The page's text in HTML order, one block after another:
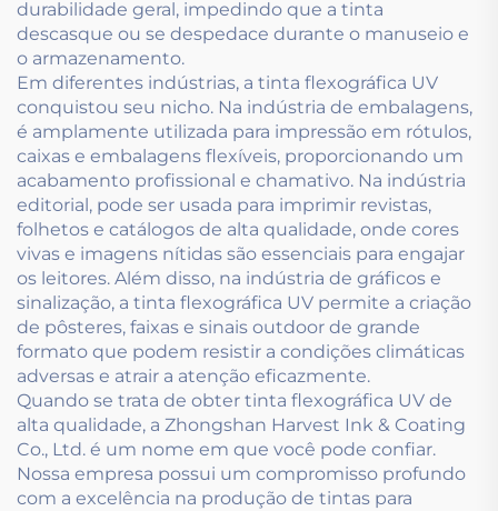
durabilidade geral, impedindo que a tinta
descasque ou se despedace durante o manuseio e
o armazenamento.
Em diferentes indústrias, a tinta flexográfica UV
conquistou seu nicho. Na indústria de embalagens,
é amplamente utilizada para impressão em rótulos,
caixas e embalagens flexíveis, proporcionando um
acabamento profissional e chamativo. Na indústria
editorial, pode ser usada para imprimir revistas,
folhetos e catálogos de alta qualidade, onde cores
vivas e imagens nítidas são essenciais para engajar
os leitores. Além disso, na indústria de gráficos e
sinalização, a tinta flexográfica UV permite a criação
de pôsteres, faixas e sinais outdoor de grande
formato que podem resistir a condições climáticas
adversas e atrair a atenção eficazmente.
Quando se trata de obter tinta flexográfica UV de
alta qualidade, a Zhongshan Harvest Ink & Coating
Co., Ltd. é um nome em que você pode confiar.
Nossa empresa possui um compromisso profundo
com a excelência na produção de tintas para